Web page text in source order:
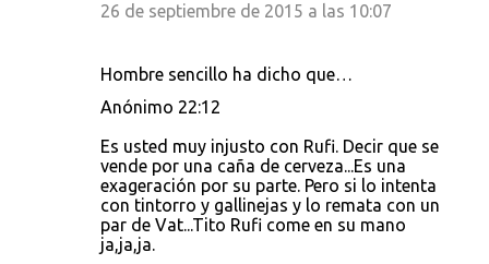
26 de septiembre de 2015 a las 10:07
Hombre sencillo ha dicho que…
Anónimo 22:12
Es usted muy injusto con Rufi. Decir que se
vende por una caña de cerveza...Es una
exageración por su parte. Pero si lo intenta
con tintorro y gallinejas y lo remata con un
par de Vat...Tito Rufi come en su mano
ja,ja,ja.